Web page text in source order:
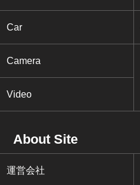
Car
Camera
Video
About Site
運営会社